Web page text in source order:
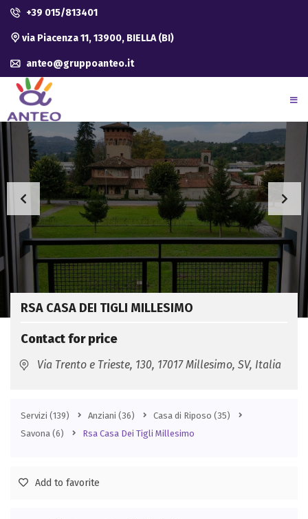
+39 015/813401
via Piacenza 11, 13900, BIELLA (BI)
anteo@gruppoanteo.it
RSA CASA DEI TIGLI MILLESIMO
Contact for price
Via Trento e Trieste, 130, 17017 Millesimo, SV, Italia
Servizi (139) Anziani (36) Casa di Riposo (35)
Savona (6) Rsa Casa Dei Tigli Millesimo
Add to favorite